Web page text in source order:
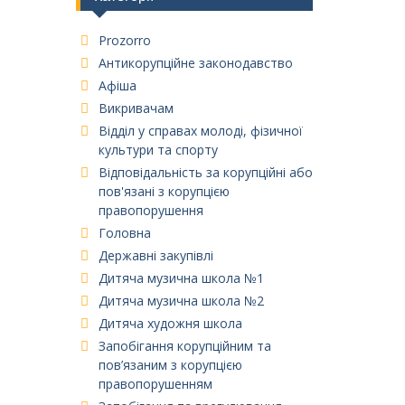
Prozorro
Антикорупційне законодавство
Афіша
Викривачам
Відділ у справах молоді, фізичної
культури та спорту
Відповідальність за корупційні або
пов'язані з корупцією
правопорушення
Головна
Державні закупівлі
Дитяча музична школа №1
Дитяча музична школа №2
Дитяча художня школа
Запобігання корупційним та
пов’язаним з корупцією
правопорушенням